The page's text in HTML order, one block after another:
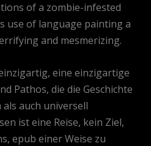
of a zombie-infested
use of language painting a
and mesmerizing.
eine einzigartige
Pathos, die die Geschichte
auch universell
ist eine Reise, kein Ziel,
epub einer Weise zu